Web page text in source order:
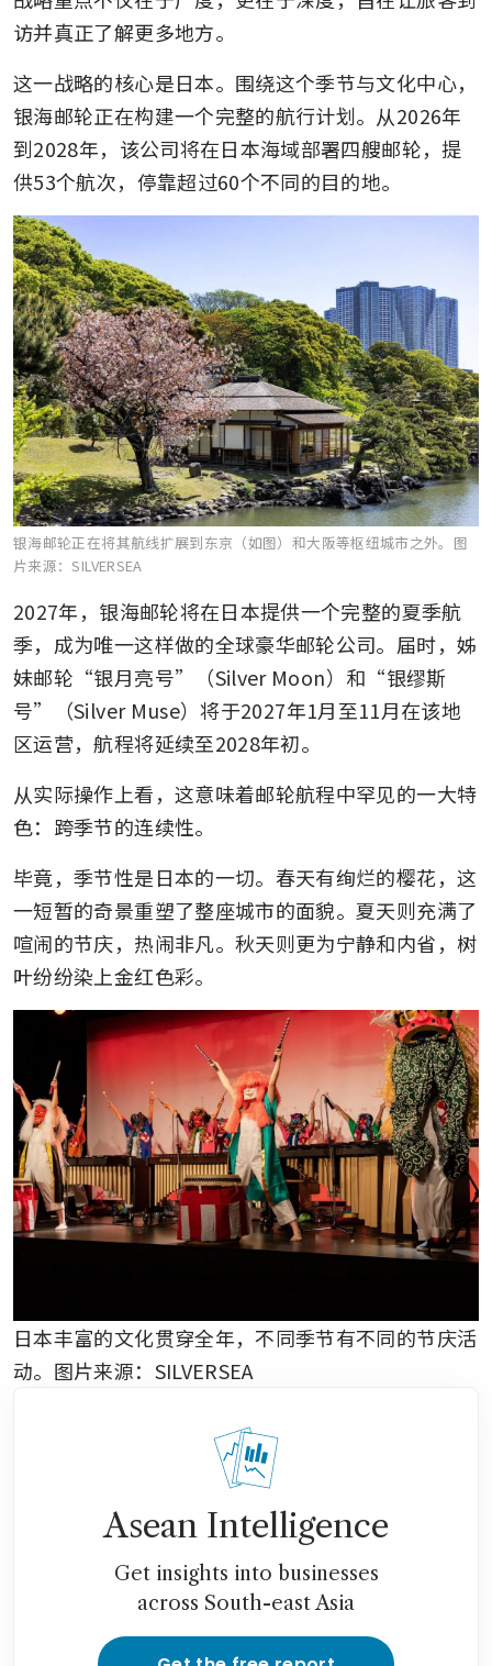
访并真正了解更多地方。
这一战略的核心是日本。围绕这个季节与文化中心，
银海邮轮正在构建一个完整的航行计划。从2026年
到2028年，该公司将在日本海域部署四艘邮轮，提
供53个航次，停靠超过60个不同的目的地。
银海邮轮正在将其航线扩展到东京（如图）和大阪等枢纽城市之外。 图
片来源：SILVERSEA
2027年，银海邮轮将在日本提供一个完整的夏季航
季，成为唯一这样做的全球豪华邮轮公司。届时，姊
妹邮轮“银月亮号”（Silver Moon）和“银缪斯
号”（Silver Muse）将于2027年1月至11月在该地
区运营，航程将延续至2028年初。
从实际操作上看，这意味着邮轮航程中罕见的一大特
色：跨季节的连续性。
毕竟，季节性是日本的一切。春天有绚烂的樱花，这
一短暂的奇景重塑了整座城市的面貌。夏天则充满了
喧闹的节庆，热闹非凡。秋天则更为宁静和内省，树
叶纷纷染上金红色彩。
日本丰富的文化贯穿全年，不同季节有不同的节庆活
动。 图片来源：SILVERSEA
Asean Intelligence
Get insights into businesses
across South-east Asia